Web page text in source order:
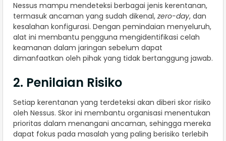
Nessus mampu mendeteksi berbagai jenis kerentanan,
termasuk ancaman yang sudah dikenal, zero-day, dan
kesalahan konfigurasi. Dengan pemindaian menyeluruh,
alat ini membantu pengguna mengidentifikasi celah
keamanan dalam jaringan sebelum dapat
dimanfaatkan oleh pihak yang tidak bertanggung jawab.
2. Penilaian Risiko
Setiap kerentanan yang terdeteksi akan diberi skor risiko
oleh Nessus. Skor ini membantu organisasi menentukan
prioritas dalam menangani ancaman, sehingga mereka
dapat fokus pada masalah yang paling berisiko terlebih